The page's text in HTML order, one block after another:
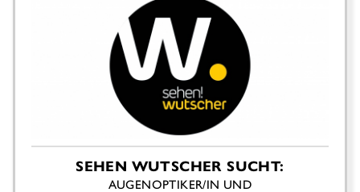
SEHEN WUTSCHER SUCHT:
AUGENOPTIKER/IN UND